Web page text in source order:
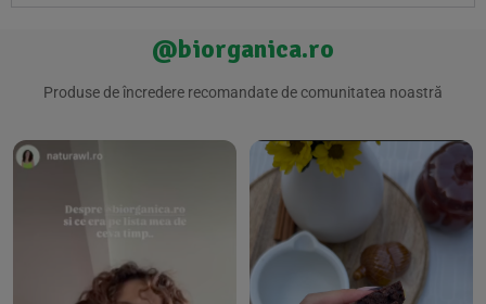
@biorganica.ro
Produse de încredere recomandate de comunitatea noastră